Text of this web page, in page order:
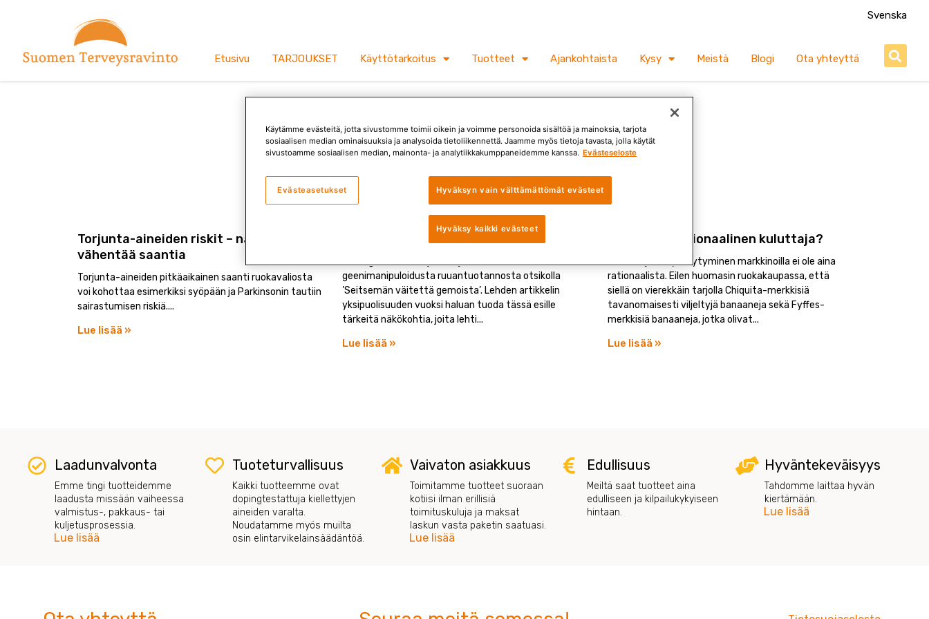
Svenska
Etusivu TARJOUKSET Käyttötarkoitus Tuotteet Ajankohtaista Kysy Meistä Blogi Ota yhteyttä
Löytyisikö näistä etsimäsi?
Torjunta-aineiden riskit – näin voit
vähentää saantia
Torjunta-aineiden pitkäaikainen saanti ruokavaliosta
voi kohottaa esimerkiksi syöpään ja Parkinsonin tautiin
sairastumisen riskiä.
Lue lisää »
Luomua vai geenimanipuloitua?
geenimanipuloidusta ruuantuotannosta otsikolla
’Seitsemän väitettä gemoista’. Lehden artikkelin
yksipuolisuuden vuoksi haluan tuoda tässä esille
tärkeitä näkökohtia, joita lehti
Lue lisää »
Oletko epärationaalinen kuluttaja?
Kuluttajan käyttäytyminen markkinoilla ei ole aina
rationaalista. Eilen huomasin ruokakaupassa, että
siellä on vierekkäin tarjolla Chiquita-merkkisiä
tavanomaisesti viljeltyjä banaaneja sekä Fyffes-
merkkisiä banaaneja, jotka olivat
Lue lisää »
Laadunvalvonta
Emme tingi tuotteidemme
laadusta missään vaiheessa
valmistus-, pakkaus- tai
kuljetusprosessia.
Lue lisää
Tuoteturvallisuus
Kaikki tuotteemme ovat
dopingtestattuja kiellettyjen
aineiden varalta.
Noudatamme myös muilta
osin elintarvikelainsäädäntöä.
Vaivaton asiakkuus
Toimitamme tuotteet suoraan
kotiisi ilman erillisiä
toimituskuluja ja maksat
laskun vasta paketin saatuasi.
Lue lisää
Edullisuus
Meiltä saat tuotteet aina
edulliseen ja kilpailukykyiseen
hintaan.
Hyväntekeväisyys
Tahdomme laittaa hyvän
kiertämään.
Lue lisää
Käytämme evästeitä, jotta sivustomme toimii oikein ja voimme personoida sisältöä ja mainoksia, tarjota
sosiaalisen median ominaisuuksia ja analysoida tietoliikennettä. Jaamme myös tietoja tavasta, jolla käytät
sivustoamme sosiaalisen median, mainonta- ja analytiikkakumppaneidemme kanssa. Evästeseloste
Hyväksyn vain välttämättömät evästeet
Hyväksy kaikki evästeet
Evästeasetukset